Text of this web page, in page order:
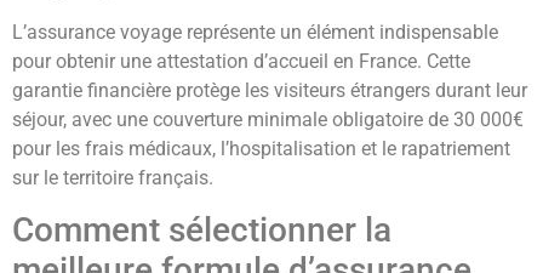
L’assurance voyage représente un élément indispensable
pour obtenir une attestation d’accueil en France. Cette
garantie financière protège les visiteurs étrangers durant leur
séjour, avec une couverture minimale obligatoire de 30 000€
pour les frais médicaux, l’hospitalisation et le rapatriement
sur le territoire français.
Comment sélectionner la